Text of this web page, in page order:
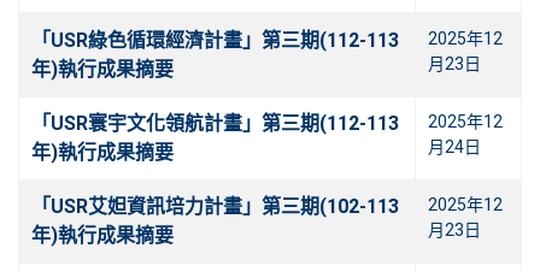
文章
「USR綠色循環經濟計畫」第三期(112-113
年)執行成果摘要
2025年12
月23日
「USR寰宇文化領航計畫」第三期(112-113
年)執行成果摘要
2025年12
月24日
「USR艾妲資訊培力計畫」第三期(102-113
年)執行成果摘要
2025年12
月23日